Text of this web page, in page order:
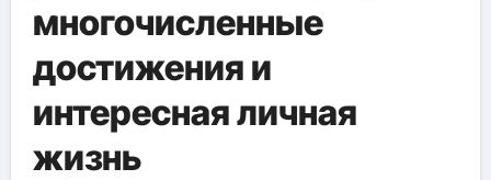
многочисленные
достижения и
интересная личная
жизнь